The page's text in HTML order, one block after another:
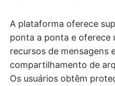
A plataforma oferece
ponta a ponta e oferece
recursos de mensagens
compartilhamento de
Os usuários obtêm